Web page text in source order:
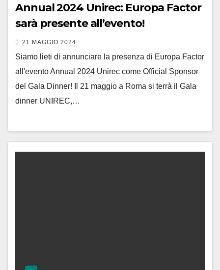
Annual 2024 Unirec: Europa Factor
sarà presente all’evento!
21 MAGGIO 2024
Siamo lieti di annunciare la presenza di Europa Factor
all'evento Annual 2024 Unirec come Official Sponsor
del Gala Dinner! Il 21 maggio a Roma si terrà il Gala
dinner UNIREC,…